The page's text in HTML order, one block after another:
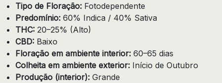
Tipo de Floração: Fotodependente
Predomínio: 60% Indica / 40% Sativa
THC: 20–25% (Alto)
CBD: Baixo
Floração em ambiente interior: 60–65 dias
Colheita em ambiente exterior: Início de Outubro
Produção (interior): Grande